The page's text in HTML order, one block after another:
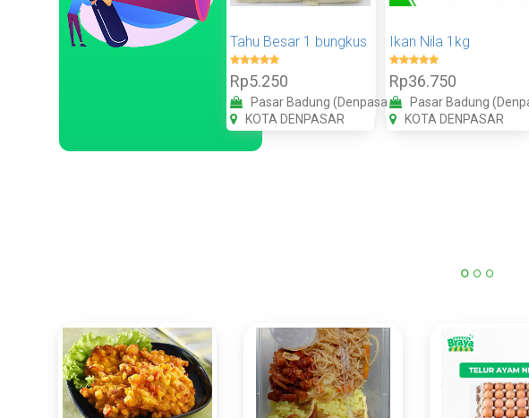
Tahu Besar 1 bungkus
Rp5.250
Pasar Badung (Denpasar)
KOTA DENPASAR
Ikan Nila 1kg
Rp36.750
Pasar Badung
KOTA DENPASAR